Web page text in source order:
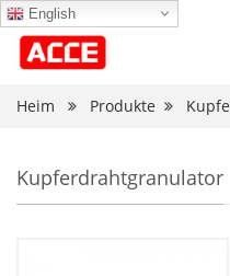
English
Heim
Produkte
Kupferdrahtgranulator